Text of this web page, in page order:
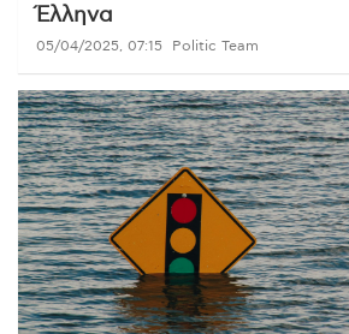
Έλληνα
05/04/2025, 07:15 Politic Team